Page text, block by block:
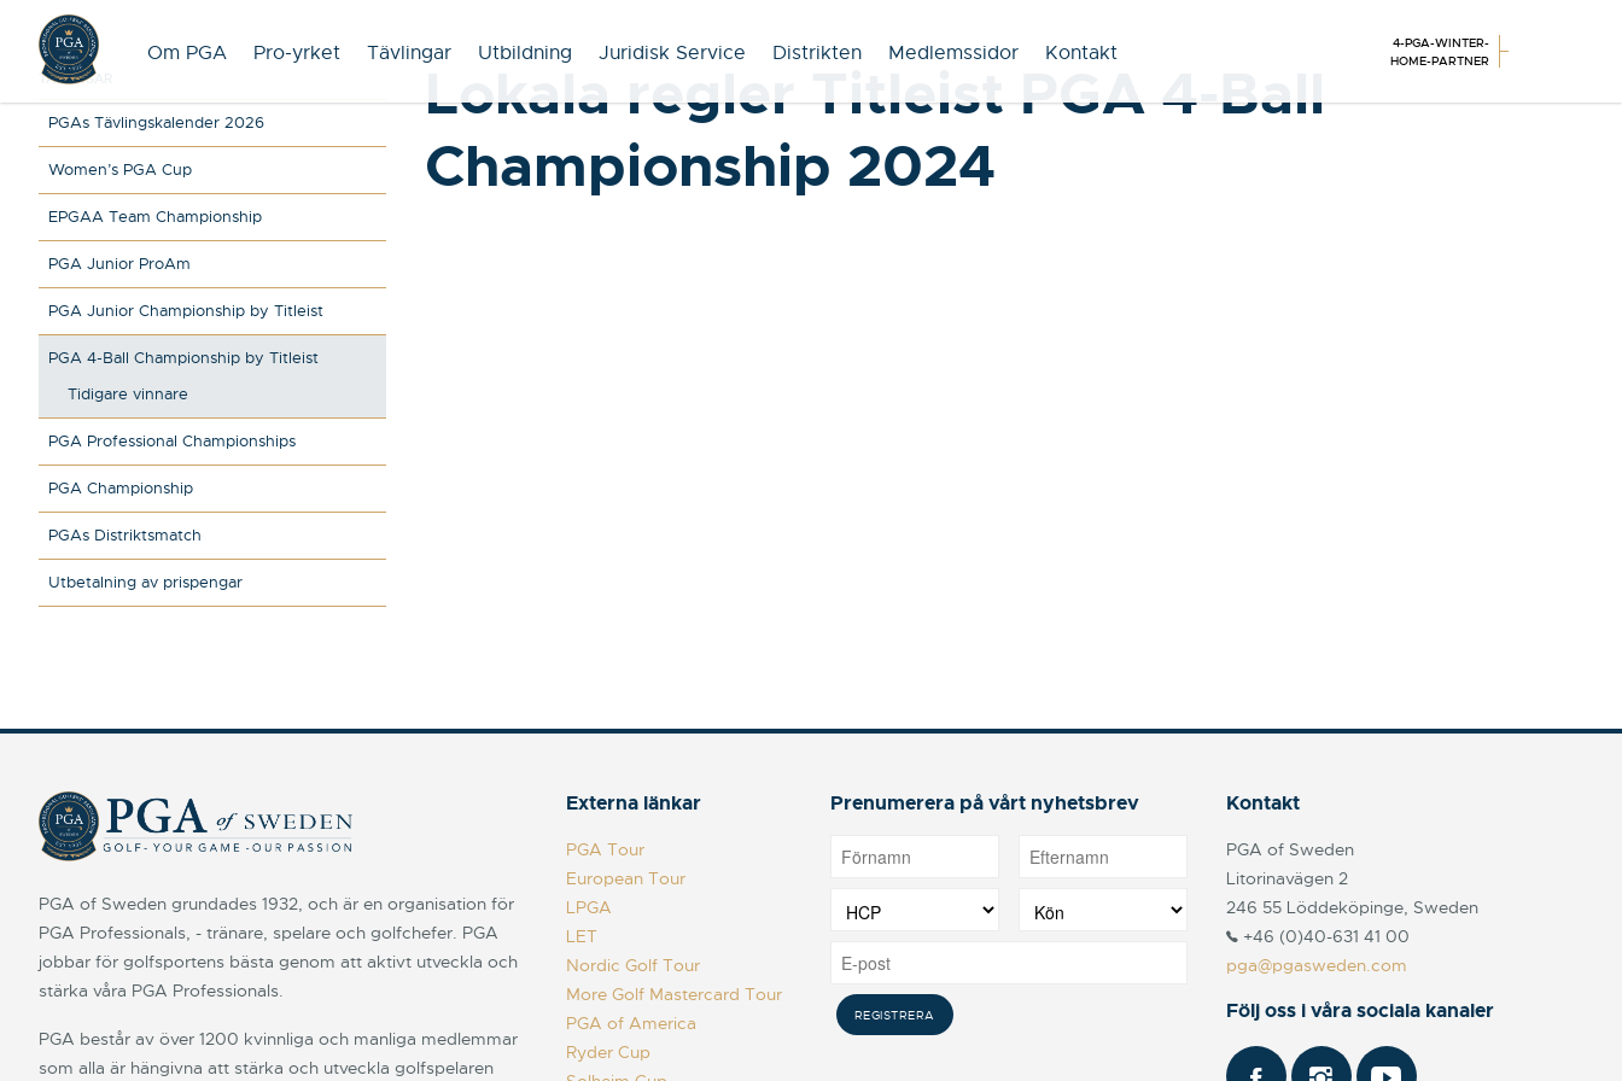
Om PGA Pro-yrket Tävlingar Utbildning Juridisk Service Distrikten Medlemssidor Kontakt
4-PGA-WINTER-
HOME-PARTNER
TÄVLINGAR
PGAs Tävlingskalender 2026
Women’s PGA Cup
EPGAA Team Championship
PGA Junior ProAm
PGA Junior Championship by Titleist
PGA 4-Ball Championship by Titleist
Tidigare vinnare
PGA Professional Championships
PGA Championship
PGAs Distriktsmatch
Utbetalning av prispengar
Lokala regler Titleist PGA 4-Ball
Championship 2024
PGA of Sweden grundades 1932, och är en organisation för
PGA Professionals, - tränare, spelare och golfchefer. PGA
jobbar för golfsportens bästa genom att aktivt utveckla och
stärka våra PGA Professionals.
PGA består av över 1200 kvinnliga och manliga medlemmar
som alla är hängivna att stärka och utveckla golfspelaren
Externa länkar
PGA Tour
European Tour
LPGA
LET
Nordic Golf Tour
More Golf Mastercard Tour
PGA of America
Ryder Cup
Prenumerera på vårt nyhetsbrev Kontakt
PGA of Sweden
Litorinavägen 2
246 55 Löddeköpinge, Sweden
+46 (0)40-631 41 00
pga@pgasweden.com
Följ oss i våra sociala kanaler